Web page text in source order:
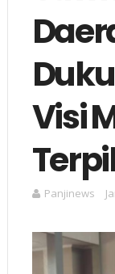
Visi
Panjinews